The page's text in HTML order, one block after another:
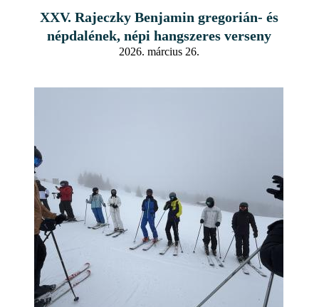
XXV. Rajeczky Benjamin gregorián- és
népdalének, népi hangszeres verseny
2026. március 26.